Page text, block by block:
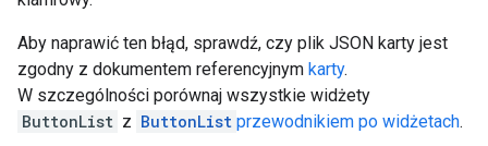
Aby naprawić ten błąd, sprawdź, czy plik JSON karty jest
zgodny z dokumentem referencyjnym karty.
W szczególności porównaj wszystkie widżety
ButtonList z ButtonList przewodnikiem po widżetach.